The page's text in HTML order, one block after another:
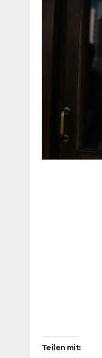
Teilen mit: